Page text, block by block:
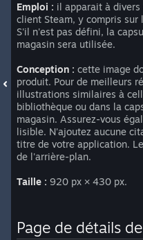
Emploi : il apparait à
client Steam, y compris sur
S'il n'est pas défini, la
magasin sera utilisée.
Conception : cette image
produit. Pour de meilleurs
illustrations similaires à
bibliothèque ou dans la
magasin. Assurez-vous
lisible. N'ajoutez aucune
titre de votre application.
de l'arrière-plan.
Taille : 920 px × 430 px.
Page de détails